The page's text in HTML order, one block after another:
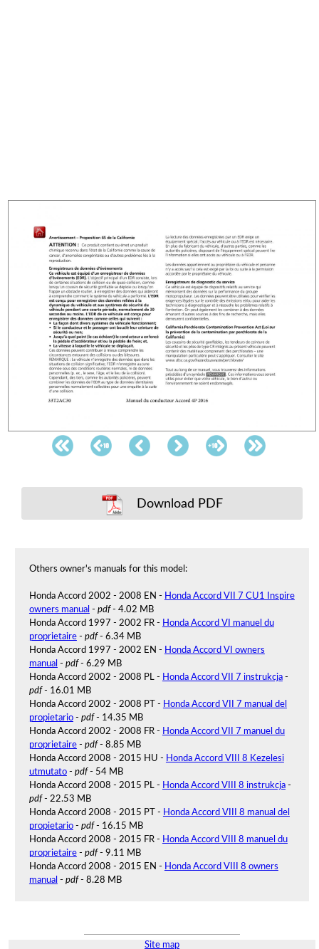
Download PDF
Others owner's manuals for this model:
Honda Accord 2002 - 2008 EN - Honda Accord VII 7 CU1 Inspire
owners manual - pdf- 4.02 MB
Honda Accord 1997 - 2002 FR - Honda Accord VI manuel du
proprietaire- pdf- 6.34 MB
Honda Accord 1997 - 2002 EN - Honda Accord VI owners
manual - pdf- 6.29 MB
Honda Accord 2002 - 2008 PL - Honda Accord VII 7 instrukcja-
pdf- 16.01 MB
Honda Accord 2002 - 2008 PT - Honda Accord VII 7 manual del
propietario- pdf- 14.35 MB
Honda Accord 2002 - 2008 FR - Honda Accord VII 7 manuel du
proprietaire- pdf- 8.85 MB
Honda Accord 2008 - 2015 HU - Honda Accord VIII 8 Kezelesi
utmutato- pdf- 54 MB
Honda Accord 2008 - 2015 PL - Honda Accord VIII 8 instrukcja-
pdf- 22.53 MB
Honda Accord 2008 - 2015 PT - Honda Accord VIII 8 manual del
propietario- pdf- 16.15 MB
Honda Accord 2008 - 2015 FR - Honda Accord VIII 8 manuel du
proprietaire- pdf- 9.11 MB
Honda Accord 2008 - 2015 EN - Honda Accord VIII 8 owners
manual - pdf- 8.28 MB
Site map